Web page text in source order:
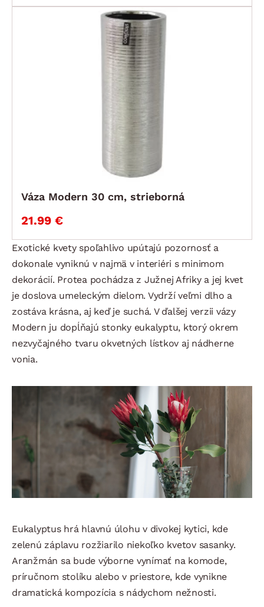
Váza Modern 30 cm, strieborná
21.99 €
Exotické kvety spoľahlivo upútajú pozornosť a
dokonale vyniknú v najmä v interiéri s minimom
dekorácií. Protea pochádza z Južnej Afriky a jej kvet
je doslova umeleckým dielom. Vydrží veľmi dlho a
zostáva krásna, aj keď je suchá. V ďalšej verzii vázy
Modern ju dopĺňajú stonky eukalyptu, ktorý okrem
nezvyčajného tvaru okvetných lístkov aj nádherne
vonia.
Eukalyptus hrá hlavnú úlohu v divokej kytici, kde
zelenú záplavu rozžiarilo niekoľko kvetov sasanky.
Aranžmán sa bude výborne vynímať na komode,
príručnom stolíku alebo v priestore, kde vynikne
dramatická kompozícia s nádychom nežnosti.